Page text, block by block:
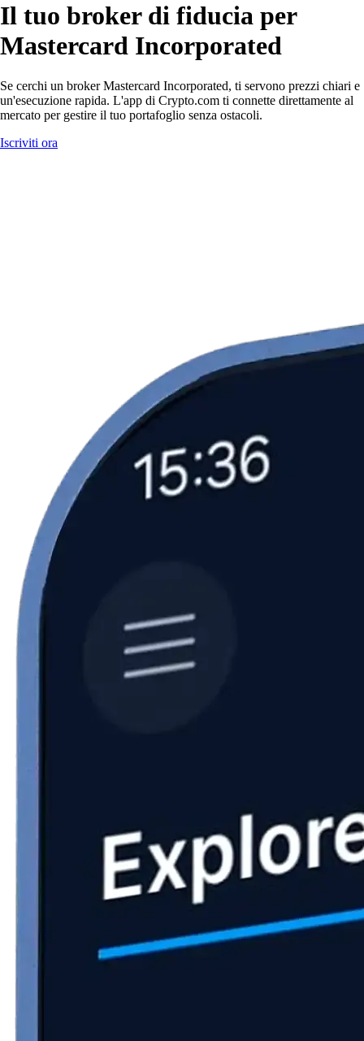
Il tuo broker di fiducia per
Mastercard Incorporated
Se cerchi un broker Mastercard Incorporated, ti servono prezzi chiari e
un'esecuzione rapida. L'app di Crypto.com ti connette direttamente al
mercato per gestire il tuo portafoglio senza ostacoli.
Iscriviti ora